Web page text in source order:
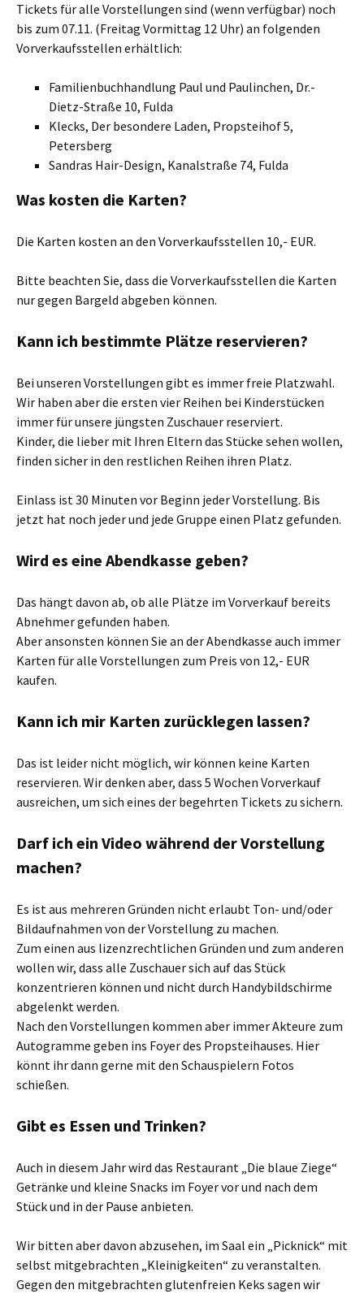
Tickets für alle Vorstellungen sind (wenn verfügbar) noch
bis zum 07.11. (Freitag Vormittag 12 Uhr) an folgenden
Vorverkaufsstellen erhältlich:
Familienbuchhandlung Paul und Paulinchen, Dr.-
Dietz-Straße 10, Fulda
Klecks, Der besondere Laden, Propsteihof 5,
Petersberg
Sandras Hair-Design, Kanalstraße 74, Fulda
Was kosten die Karten?
Die Karten kosten an den Vorverkaufsstellen 10,- EUR.
Bitte beachten Sie, dass die Vorverkaufsstellen die Karten
nur gegen Bargeld abgeben können.
Kann ich bestimmte Plätze reservieren?
Bei unseren Vorstellungen gibt es immer freie Platzwahl.
Wir haben aber die ersten vier Reihen bei Kinderstücken
immer für unsere jüngsten Zuschauer reserviert.
Kinder, die lieber mit Ihren Eltern das Stücke sehen wollen,
finden sicher in den restlichen Reihen ihren Platz.
Einlass ist 30 Minuten vor Beginn jeder Vorstellung. Bis
jetzt hat noch jeder und jede Gruppe einen Platz gefunden.
Wird es eine Abendkasse geben?
Das hängt davon ab, ob alle Plätze im Vorverkauf bereits
Abnehmer gefunden haben.
Aber ansonsten können Sie an der Abendkasse auch immer
Karten für alle Vorstellungen zum Preis von 12,- EUR
kaufen.
Kann ich mir Karten zurücklegen lassen?
Das ist leider nicht möglich, wir können keine Karten
reservieren. Wir denken aber, dass 5 Wochen Vorverkauf
ausreichen, um sich eines der begehrten Tickets zu sichern.
Darf ich ein Video während der Vorstellung
machen?
Es ist aus mehreren Gründen nicht erlaubt Ton- und/oder
Bildaufnahmen von der Vorstellung zu machen.
Zum einen aus lizenzrechtlichen Gründen und zum anderen
wollen wir, dass alle Zuschauer sich auf das Stück
konzentrieren können und nicht durch Handybildschirme
abgelenkt werden.
Nach den Vorstellungen kommen aber immer Akteure zum
Autogramme geben ins Foyer des Propsteihauses. Hier
könnt ihr dann gerne mit den Schauspielern Fotos
schießen.
Gibt es Essen und Trinken?
Auch in diesem Jahr wird das Restaurant „Die blaue Ziege“
Getränke und kleine Snacks im Foyer vor und nach dem
Stück und in der Pause anbieten.
Wir bitten aber davon abzusehen, im Saal ein „Picknick“ mit
selbst mitgebrachten „Kleinigkeiten“ zu veranstalten.
Gegen den mitgebrachten glutenfreien Keks sagen wir